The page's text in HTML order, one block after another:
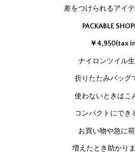
差をつけられるアイ
PACKABLE
￥4,950(tax
ナイロンツイル
折りたたみバッグ
使わないときはこ
コンパクトにでき
お買い物や急に
増えたとき助かり